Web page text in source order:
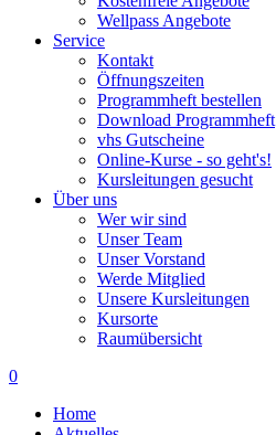
Wellpass Angebote
Service
Kontakt
Öffnungszeiten
Programmheft bestellen
Download Programmheft
vhs Gutscheine
Online-Kurse - so geht's!
Kursleitungen gesucht
Über uns
Wer wir sind
Unser Team
Unser Vorstand
Werde Mitglied
Unsere Kursleitungen
Kursorte
Raumübersicht
0
Home